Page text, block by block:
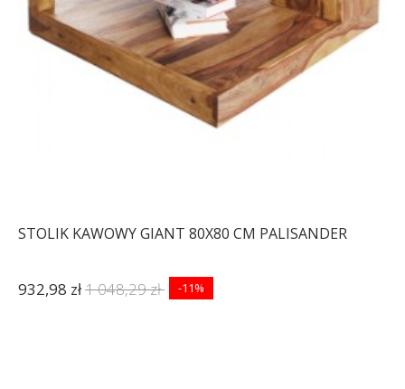
STOLIK KAWOWY GIANT 80X80 CM PALISANDER
932,98 zł1 048,29 zł -11%